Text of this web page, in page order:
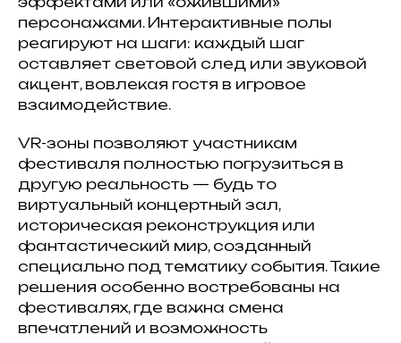
персонажами. Интерактивные полы
реагируют на шаги: каждый шаг
оставляет световой след или звуковой
акцент, вовлекая гостя в игровое
взаимодействие.
VR-зоны позволяют участникам
фестиваля полностью погрузиться в
другую реальность — будь то
виртуальный концертный зал,
историческая реконструкция или
фантастический мир, созданный
специально под тематику события. Такие
решения особенно востребованы на
фестивалях, где важна смена
впечатлений и возможность